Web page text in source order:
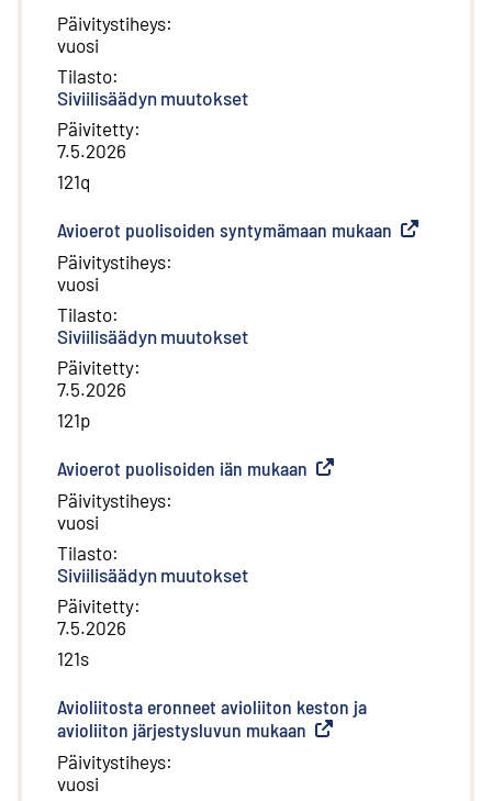
Päivitystiheys:
vuosi
Tilasto:
Siviilisäädyn muutokset
Päivitetty:
7.5.2026
121q
Avioerot puolisoiden syntymämaan mukaan Ulkoinen
Päivitystiheys:
vuosi
Tilasto:
Siviilisäädyn muutokset
Päivitetty:
7.5.2026
121p
Avioerot puolisoiden iän mukaan Ulkoinen linkki
Päivitystiheys:
vuosi
Tilasto:
Siviilisäädyn muutokset
Päivitetty:
7.5.2026
121s
Avioliitosta eronneet avioliiton keston ja
avioliiton järjestysluvun mukaan Ulkoinen linkki
Päivitystiheys:
vuosi